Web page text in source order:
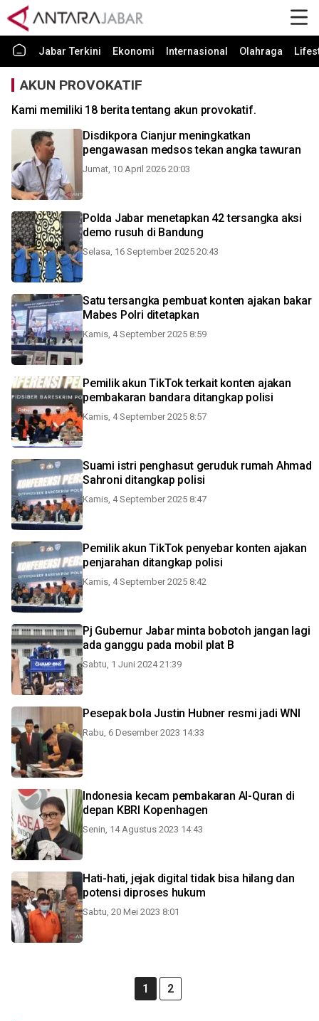
Jabar Terkini Ekonomi Internasional Olahraga
AKUN PROVOKATIF
Kami memiliki 18 berita tentang akun provokatif.
Disdikpora Cianjur meningkatkan
pengawasan medsos tekan angka tawuran
Jumat, 10 April 2026 20:03
Polda Jabar menetapkan 42 tersangka aksi
demo rusuh di Bandung
Selasa, 16 September 2025 20:43
Satu tersangka pembuat konten ajakan bakar
Mabes Polri ditetapkan
Kamis, 4 September 2025 8:59
Pemilik akun TikTok terkait konten ajakan
pembakaran bandara ditangkap polisi
Kamis, 4 September 2025 8:57
Suami istri penghasut geruduk rumah Ahmad
Sahroni ditangkap polisi
Kamis, 4 September 2025 8:47
Pemilik akun TikTok penyebar konten ajakan
penjarahan ditangkap polisi
Kamis, 4 September 2025 8:42
Pj Gubernur Jabar minta bobotoh jangan lagi
ada ganggu pada mobil plat B
Sabtu, 1 Juni 2024 21:39
Pesepak bola Justin Hubner resmi jadi WNI
Rabu, 6 Desember 2023 14:33
Indonesia kecam pembakaran Al-Quran di
depan KBRI Kopenhagen
Senin, 14 Agustus 2023 14:43
Hati-hati, jejak digital tidak bisa hilang dan
potensi diproses hukum
Sabtu, 20 Mei 2023 8:01
1 2